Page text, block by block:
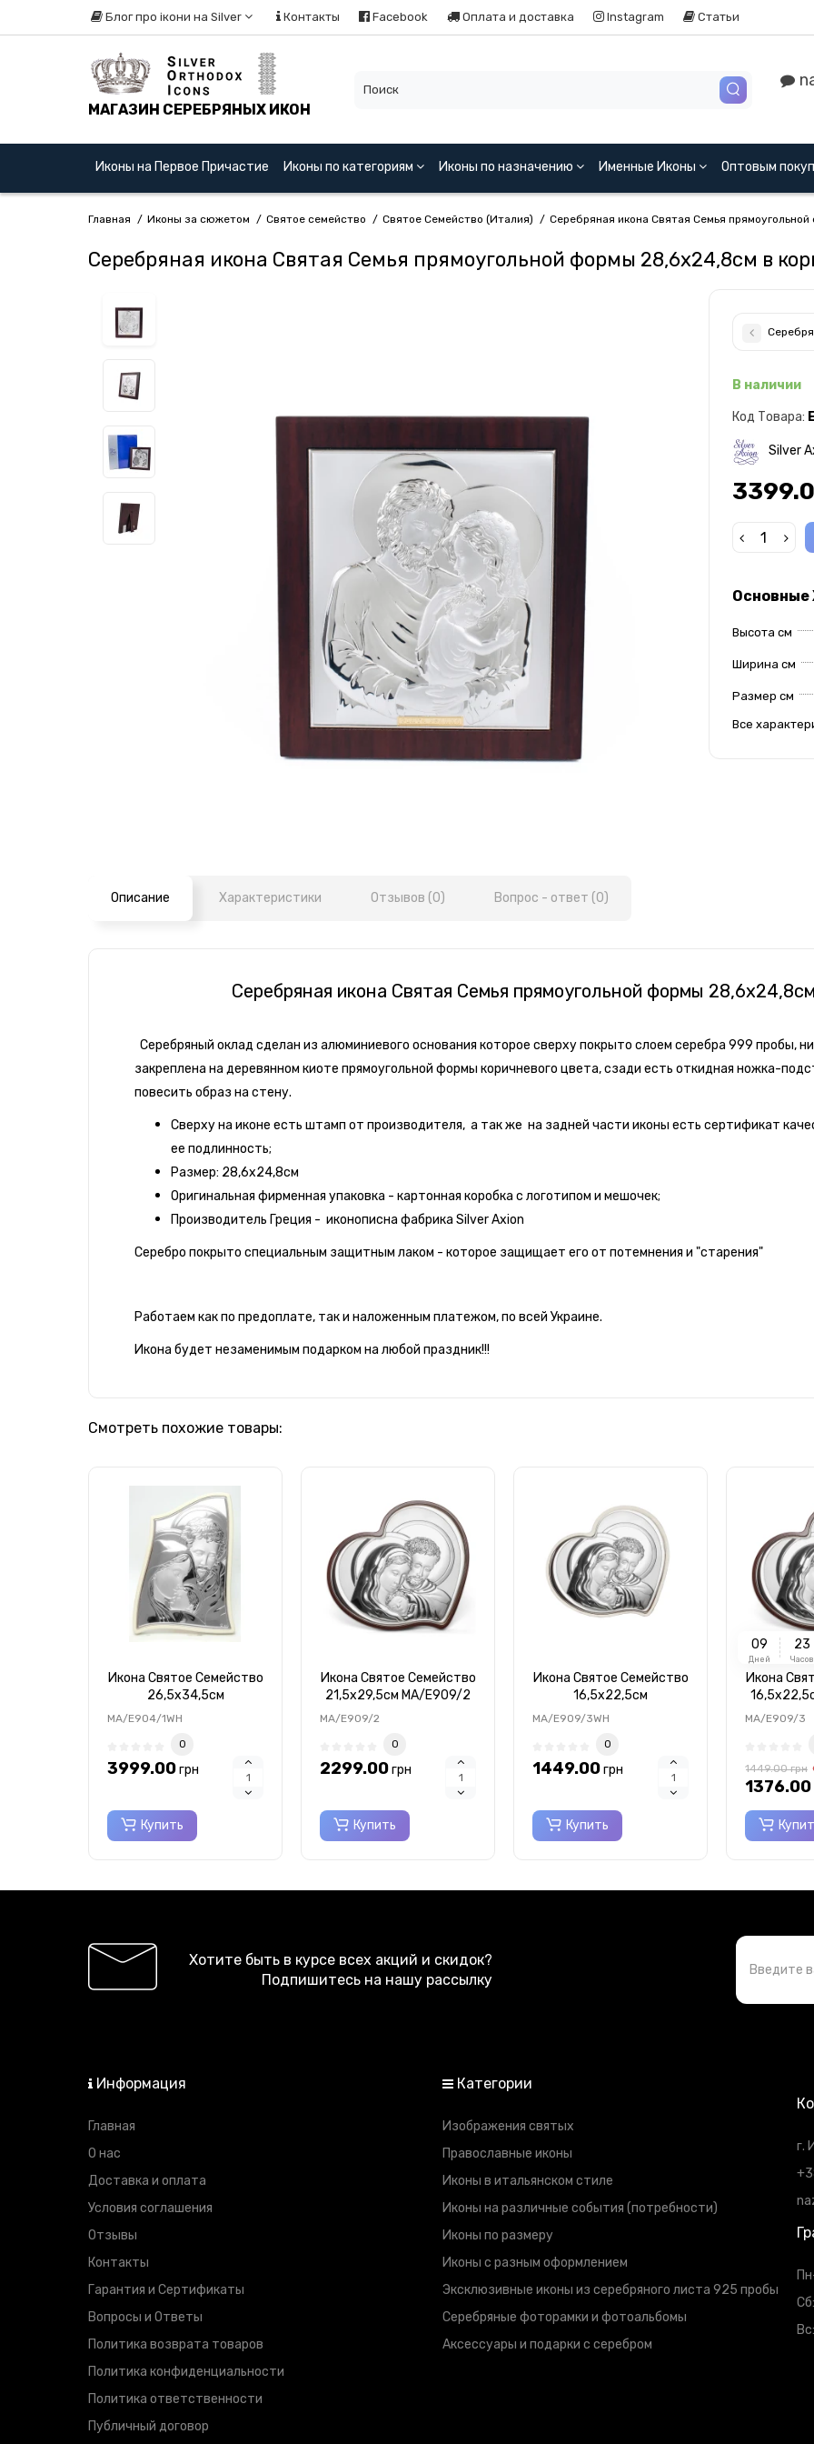
Блог про ікони на Silver Контакты Facebook Оплата и доставка Instagram Статьи
МАГАЗИН СЕРЕБРЯНЫХ ИКОН
Иконы на Первое Причастие Иконы по категориям Иконы по назначению Именные Иконы Оптовым
Главная Иконы за сюжетом Святое семейство Святое Семейство (Италия) Серебряная икона Святая Семья
Серебряная икона Святая Семья прямоугольной формы 28,6х24,8см в
В наличии
Код Товара:
Silver
Основные
Высота см
Ширина см
Размер см
Все
Описание Характеристики Отзывов (0) Вопрос - ответ (0)
Серебряная икона Святая Семья прямоугольной формы
Серебряный оклад сделан из алюминиевого основания которое сверху покрыто слоем серебра 999 пробы,
закреплена на деревянном киоте прямоугольной формы коричневого цвета, сзади есть откидная ножка-
повесить образ на стену.
Сверху на иконе есть штамп от производителя, а так же на задней части иконы есть сертификат
ее подлинность;
Размер: 28,6х24,8см
Оригинальная фирменная упаковка - картонная коробка с логотипом и мешочек;
Производитель Греция - иконописна фабрика Silver Axion
Серебро покрыто специальным защитным лаком - которое защищает его от потемнения и "старения"
Работаем как по предоплате, так и наложенным платежом, по всей Украине.
Икона будет незаменимым подарком на любой праздник!!!
Смотреть похожие товары:
Икона Святое Семейство
26,5x34,5см
MA/E904/1WH
MA/E904/1WH
0
3999.00грн
Купить
Икона Святое Семейство
21,5x29,5см MA/E909/2
MA/E909/2
0
2299.00грн
Купить
Икона Святое Семейство
16,5x22,5см
MA/E909/3WH
MA/E909/3WH
0
1449.00грн
Купить
09
Дней
23
Часов
Икона
MA/E909/3
1449.00грн
1376.00
Хотите быть в курсе всех акций и скидок?
Подпишитесь на нашу рассылку
Информация
Главная
О нас
Доставка и оплата
Условия соглашения
Отзывы
Контакты
Гарантия и Сертификаты
Вопросы и Ответы
Политика возврата товаров
Политика конфиденциальности
Политика ответственности
Публичный договор
Категории
Изображения святых
Православные иконы
Иконы в итальянском стиле
Иконы на различные события (потребности)
Иконы по размеру
Иконы с разным оформлением
Эксклюзивные иконы из серебряного листа 925 пробы
Серебряные фоторамки и фотоальбомы
Аксессуары и подарки с серебром
г.